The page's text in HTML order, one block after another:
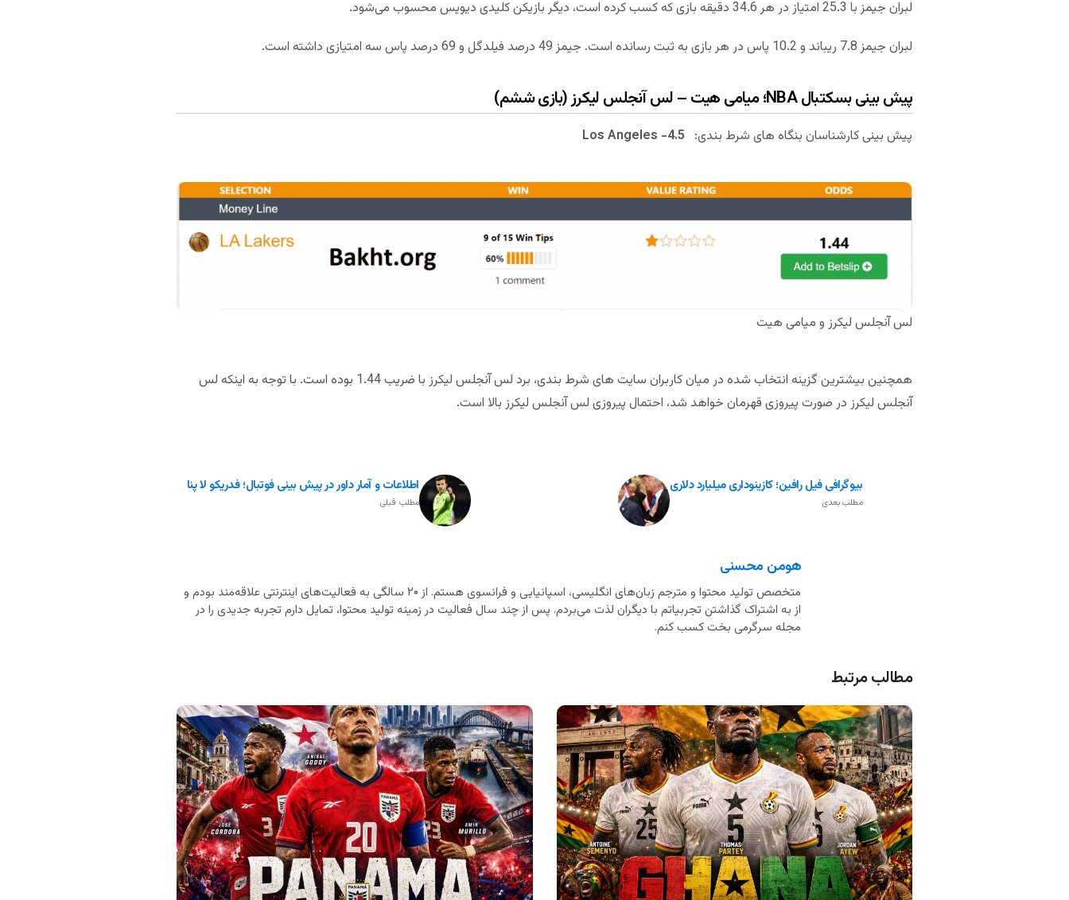
لبران جیمز با 25.3 امتیاز در هر 34.6 دقیقه بازی که کسب کرده است، دیگر بازیکن کلیدی دیویس محسوب می‌شود.
لبران جیمز 7.8 ریباند و 10.2 پاس در هر بازی به ثبت رسانده است. جیمز 49 درصد فیلدگل و 69 درصد پاس سه امتیازی داشته است.
پیش بینی بسکتبال NBA؛ میامی هیت – لس آنجلس لیکرز (بازی ششم)
پیش بینی کارشناسان بنگاه های شرط بندی: Los Angeles -4.5
لس آنجلس لیکرز و میامی هیت
همچنین بیشترین گزینه انتخاب شده در میان کاربران سایت های شرط بندی، برد لس آنجلس لیکرز با ضریب 1.44 بوده است. با توجه به اینکه لس
آنجلس لیکرز در صورت پیروزی قهرمان خواهد شد، احتمال پیروزی لس آنجلس لیکرز بالا است.
اطلاعات و آمار داور در پیش بینی فوتبال؛ فدریکو لا پنا
مطلب قبلی
بیوگرافی فیل رافین؛ کازینوداری میلیارد دلاری
مطلب بعدی
هومن محسنی
متخصص تولید محتوا و مترجم زبان‌های انگلیسی، اسپانیایی و فرانسوی هستم. از ۲۰ سالگی به فعالیت‌های اینترنتی علاقه‌مند بودم و
از به اشتراک گذاشتن تجربیاتم با دیگران لذت می‌بردم. پس از چند سال فعالیت در زمینه تولید محتوا، تمایل دارم تجربه جدیدی را در
مجله سرگرمی بخت کسب کنم.
مطالب مرتبط